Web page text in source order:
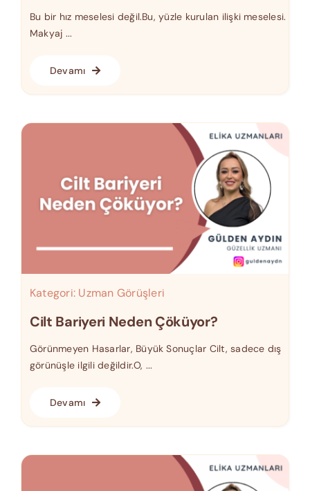
Bu bir hız meselesi değil.Bu, yüzle kurulan ilişki meselesi.
Makyaj ...
Devamı
Kategori: Uzman Görüşleri
Cilt Bariyeri Neden Çöküyor?
Görünmeyen Hasarlar, Büyük Sonuçlar Cilt, sadece dış
görünüşle ilgili değildir.O, ...
Devamı